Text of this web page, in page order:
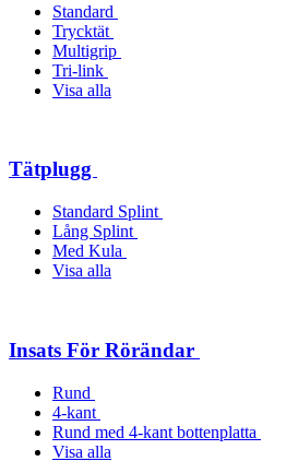
Standard
Trycktät
Multigrip
Tri-link
Visa alla
Tätplugg
Standard Splint
Lång Splint
Med Kula
Visa alla
Insats För Rörändar
Rund
4-kant
Rund med 4-kant bottenplatta
Visa alla